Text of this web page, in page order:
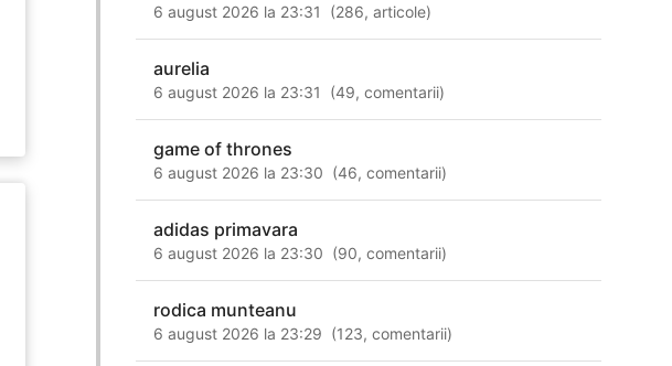
6 august 2026 la 23:31 (286,articole)
aurelia
6 august 2026 la 23:31 (49,comentarii)
game of thrones
6 august 2026 la 23:30 (46,comentarii)
adidas primavara
6 august 2026 la 23:30 (90,comentarii)
rodica munteanu
6 august 2026 la 23:29 (123,comentarii)